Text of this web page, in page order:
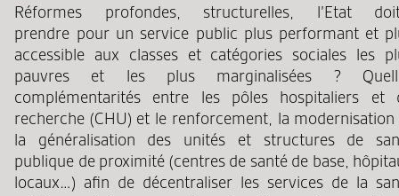
Réformes profondes, structurelles, l’Etat
prendre pour un service public plus performant et
accessible aux classes et catégories sociales les
pauvres et les plus marginalisées ?
complémentarités entre les pôles hospitaliers et
recherche (CHU) et le renforcement, la
la généralisation des unités et structures de
publique de proximité (centres de santé de base,
locaux…) afin de décentraliser les services de la